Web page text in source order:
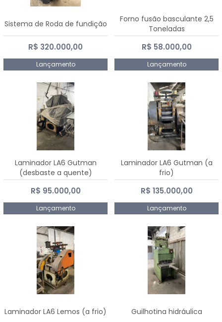
Sistema de Roda de fundição
R$ 320.000,00
Lançamento
Forno fusão basculante 2,5
Toneladas
R$ 58.000,00
Lançamento
Laminador LA6 Gutman
(desbaste a quente)
R$ 95.000,00
Lançamento
Laminador LA6 Gutman (a
frio)
R$ 135.000,00
Lançamento
Laminador LA6 Lemos (a frio) Guilhotina hidráulica